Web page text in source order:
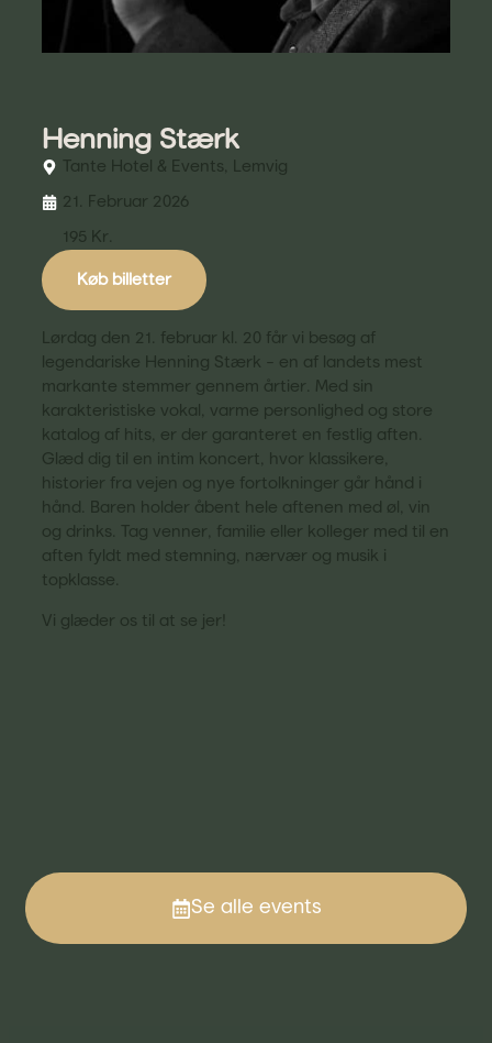
Henning Stærk
Tante Hotel & Events, Lemvig
21. Februar 2026
195 Kr.
Køb billetter
Lørdag den 21. februar kl. 20 får vi besøg af
legendariske Henning Stærk – en af landets mest
markante stemmer gennem årtier. Med sin
karakteristiske vokal, varme personlighed og store
katalog af hits, er der garanteret en festlig aften.
Glæd dig til en intim koncert, hvor klassikere,
historier fra vejen og nye fortolkninger går hånd i
hånd. Baren holder åbent hele aftenen med øl, vin
og drinks. Tag venner, familie eller kolleger med til en
aften fyldt med stemning, nærvær og musik i
topklasse.
Vi glæder os til at se jer!
Se alle events